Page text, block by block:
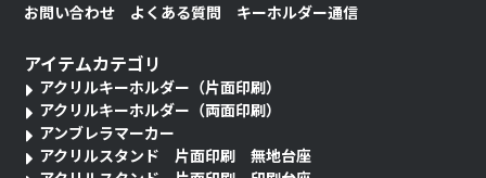
お問い合わせ
よくある質問 キーホルダー通信
アイテムカテゴリ
アクリルキーホルダー（片面印刷）
アクリルキーホルダー（両面印刷）
アンブレラマーカー
アクリルスタンド 片面印刷 無地台座